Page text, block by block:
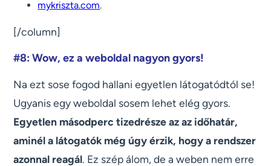
mykriszta.com.
[/column]
#8: Wow, ez a weboldal nagyon gyors!
Na ezt sose fogod hallani egyetlen látogatódtól se!
Ugyanis egy weboldal sosem lehet elég gyors.
Egyetlen másodperc tizedrésze az az időhatár,
aminél a látogatók még úgy érzik, hogy a rendszer
azonnal reagál. Ez szép álom, de a weben nem erre